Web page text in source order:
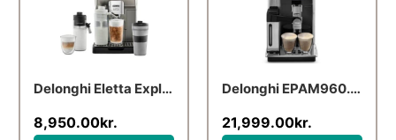
Delonghi Eletta Explore ECAM450.86.T espressomaskine, titanium
8,950.00kr.
Delonghi EPAM960.75.GLM Maetosa kaffemaskine, stål
21,999.00kr.